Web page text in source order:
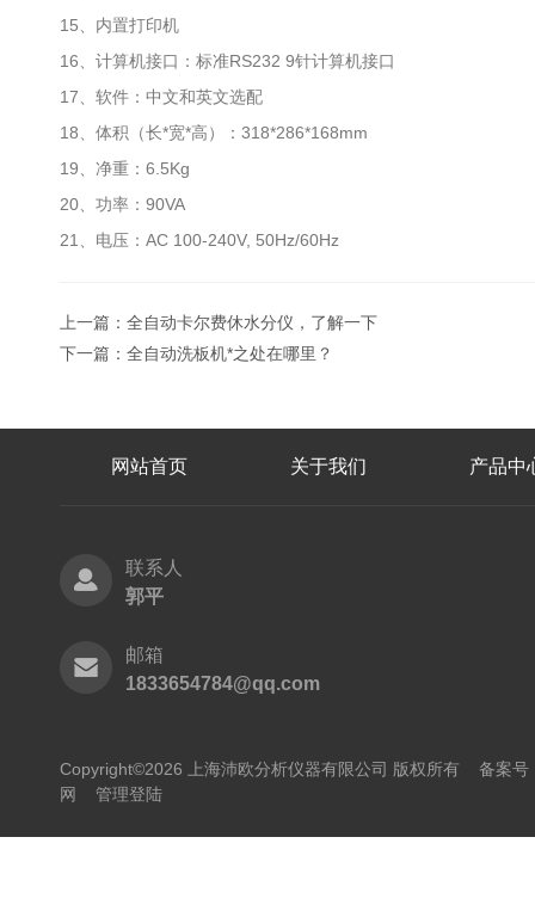
15、内置打印机
16、计算机接口：标准RS232 9针计算机接口
17、软件：中文和英文选配
18、体积（长*宽*高）：318*286*168mm
19、净重：6.5Kg
20、功率：90VA
21、电压：AC 100-240V, 50Hz/60Hz
上一篇： 全自动卡尔费休水分仪，了解一下
下一篇： 全自动洗板机*之处在哪里？
网站首页 关于我们 产品中
联系人
郭平
邮箱
1833654784@qq.com
Copyright©2026 上海沛欧分析仪器有限公司 版权所有 备案号
网
管理登陆